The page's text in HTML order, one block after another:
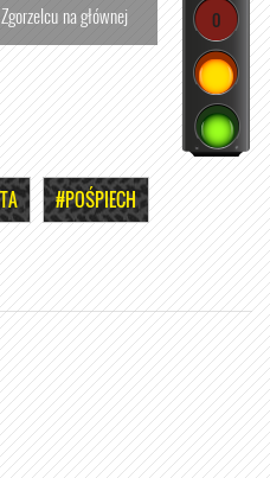
na głównej 0
#POŚPIECH